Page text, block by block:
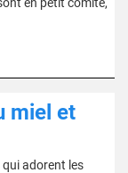
miel et
adorent les